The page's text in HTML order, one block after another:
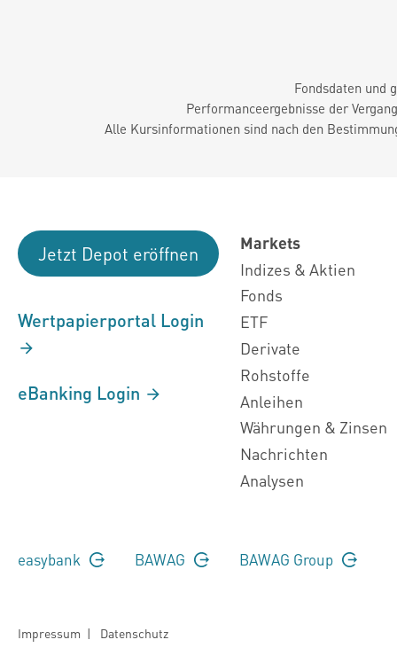
Fondsdaten und
Performanceergebnisse der
Alle Kursinformationen sind nach den
Jetzt Depot eröffnen
Wertpapierportal Login
eBanking Login
Markets
Indizes & Aktien
Fonds
ETF
Derivate
Rohstoffe
Anleihen
Währungen & Zinsen
Nachrichten
Analysen
easybank BAWAG BAWAG Group
Impressum | Datenschutz